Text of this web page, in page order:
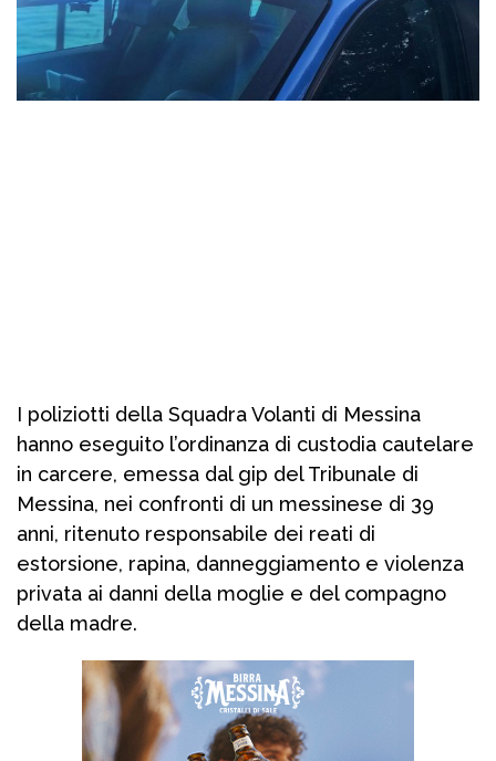
I poliziotti della Squadra Volanti di Messina
hanno eseguito l’ordinanza di custodia cautelare
in carcere, emessa dal gip del Tribunale di
Messina, nei confronti di un messinese di 39
anni, ritenuto responsabile dei reati di
estorsione, rapina, danneggiamento e violenza
privata ai danni della moglie e del compagno
della madre.